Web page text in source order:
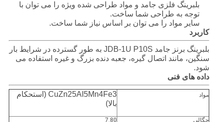
بلبرینگ فلزی جامد و مواد طراحی شده ویژه را می توان با
توجه به طراحی شما ساخت.
سایر مواد را می توان بر اساس نیاز شما ساخت.
کاربرد
بلبرینگ برنز جامد JDB-1U P10S به طور گسترده در شرایط بار
سنگین، مانند اتصال گیره، جعبه دنده بزرگ و غیره استفاده می
شود.
داده های فنی
مواد
CuZn25AI5Mn4Fe3 (استحکام
بالا)
چگالی 7.80